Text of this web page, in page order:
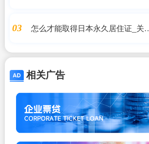
03
怎么才能取得日本永久居住证_关
资移民_问答
相关广告